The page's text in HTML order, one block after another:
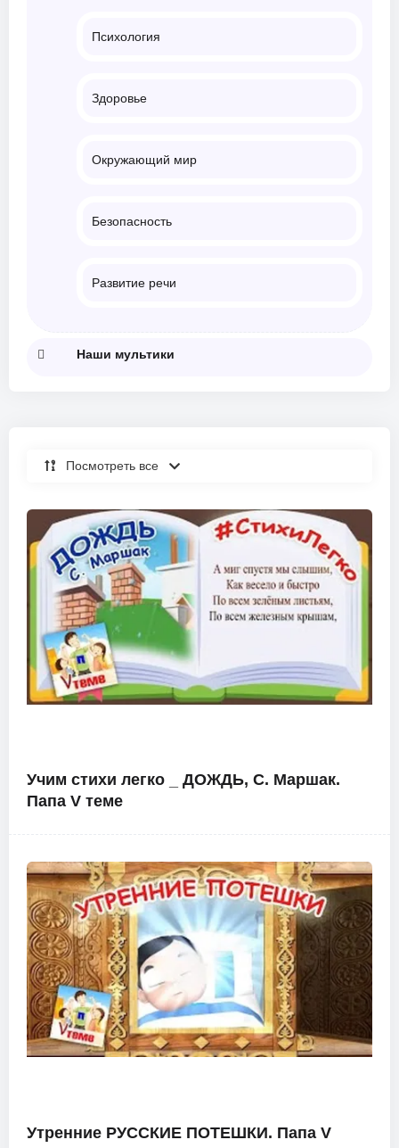
Психология
Здоровье
Окружающий мир
Безопасность
Развитие речи
Наши мультики
Посмотреть все
Учим стихи легко _ ДОЖДЬ, С. Маршак.
Папа V теме
Утренние РУССКИЕ ПОТЕШКИ. Папа V